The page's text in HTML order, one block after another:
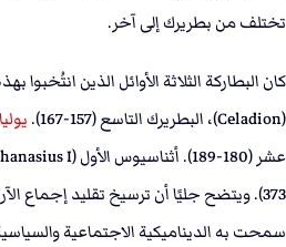
تختلف من بطريرك إلى آخر.
كان البطاركة الثلاثة الأوائل الذين انتُخبوا
(Celadion)، البطريرك التاسع (157-167).
373). ويتضح جليًا أن ترسيخ تقليد إجماع
سمحت به الديناميكية الاجتماعية